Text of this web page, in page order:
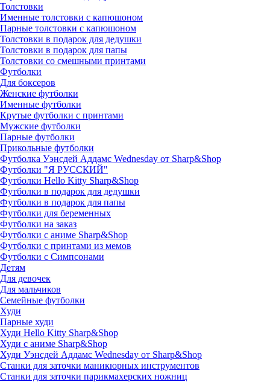
Толстовки
Именные толстовки с капюшоном
Парные толстовки с капюшоном
Толстовки в подарок для дедушки
Толстовки в подарок для папы
Толстовки со смешными принтами
Футболки
Для боксеров
Женские футболки
Именные футболки
Крутые футболки с принтами
Мужские футболки
Парные футболки
Прикольные футболки
Футболка Уэнсдей Аддамс Wednesday от Sharp&Shop
Футболки "Я РУССКИЙ"
Футболки Hello Kitty Sharp&Shop
Футболки в подарок для дедушки
Футболки в подарок для папы
Футболки для беременных
Футболки на заказ
Футболки с аниме Sharp&Shop
Футболки с принтами из мемов
Футболки с Симпсонами
Детям
Для девочек
Для мальчиков
Семейные футболки
Худи
Парные худи
Худи Hello Kitty Sharp&Shop
Худи с аниме Sharp&Shop
Худи Уэнсдей Аддамс Wednesday от Sharp&Shop
Станки для заточки маникюрных инструментов
Станки для заточки парикмахерских ножниц